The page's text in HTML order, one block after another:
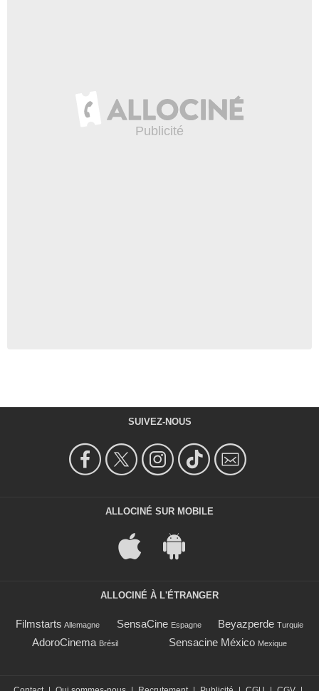
SUIVEZ-NOUS
ALLOCINÉ SUR MOBILE
ALLOCINÉ À L'ÉTRANGER
Filmstarts Allemagne SensaCine Espagne Beyazperde Turquie
AdoroCinema Brésil Sensacine México Mexique